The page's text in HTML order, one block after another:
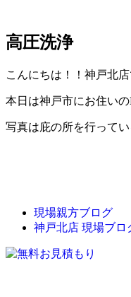
高圧洗浄
こんにちは！！神戸北店
本日は神戸市にお住い
写真は庇の所を行って
現場親方ブログ
神戸北店 現場ブロ